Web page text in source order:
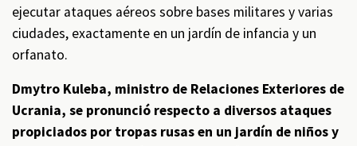
ejecutar ataques aéreos sobre bases militares y varias
ciudades, exactamente en un jardín de infancia y un
orfanato.
Dmytro Kuleba, ministro de Relaciones Exteriores de
Ucrania, se pronunció respecto a diversos ataques
propiciados por tropas rusas en un jardín de niños y